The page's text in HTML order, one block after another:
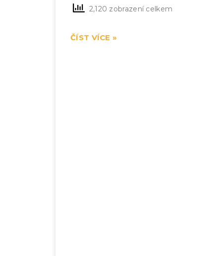
2,120 zobrazení celkem
ČÍST VÍCE »